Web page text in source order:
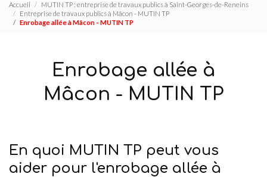
Accueil
MUTIN TP : entreprise de travaux publics à Saint-Georges-de-Reneins
Entreprise de travaux publics à Mâcon - MUTIN TP
Enrobage allée à Mâcon - MUTIN TP
Enrobage allée à
Mâcon - MUTIN TP
En quoi MUTIN TP peut vous
aider pour l'enrobage allée à